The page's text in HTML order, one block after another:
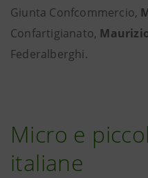
Giunta Confcommercio,
Confartigianato,
Federalberghi.
Micro e
italiane